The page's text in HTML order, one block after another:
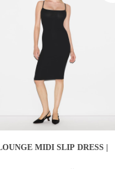
MIDI SLIP DRESS |